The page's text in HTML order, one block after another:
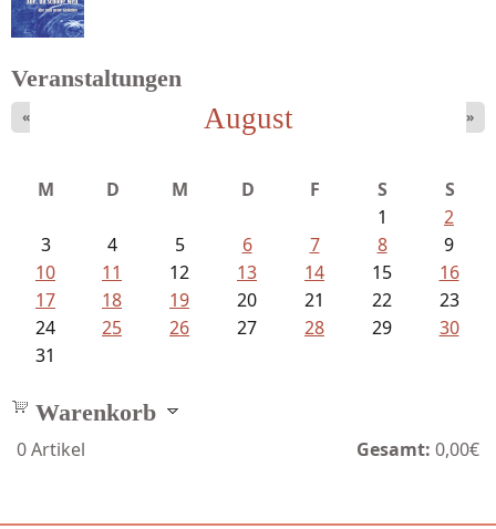
Goetze, Christina - Ade, du schöne...
Veranstaltungen
August
« »
M D M D F S
S
1
2
3
4 5 6 7 8
9
10
11 12 13 14 15
16
17
18 19 20 21 22
23
24
25 26 27 28 29
30
31
Warenkorb
0Artikel Gesamt: 0,00€